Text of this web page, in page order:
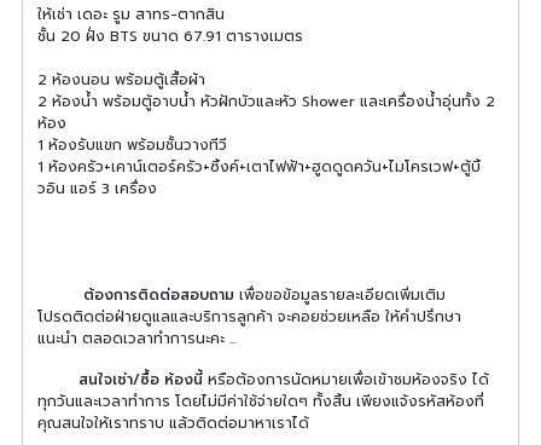
ให้เช่า เดอะ รูม สาทร-ตากสิน
ชั้น 20 ฝั่ง BTS ขนาด 67.91 ตารางเมตร
2 ห้องนอน พร้อมตู้เสื้อผ้า
2 ห้องน้ำ พร้อมตู้อาบน้ำ หัวฝักบัวและหัว Shower และเครื่องน้ำอุ่นทั้ง 2
ห้อง
1 ห้องรับแขก พร้อมชั้นวางทีวี
1 ห้องครัว+เคาน์เตอร์ครัว+ซิ้งค์+เตาไฟฟ้า+ฮูดดูดควัน+ไมโครเวฟ+ตู้บิ้
วอิน แอร์ 3 เครื่อง
ต้องการติดต่อสอบถาม เพื่อขอข้อมูลรายละเอียดเพิ่มเติม
โปรดติดต่อฝ่ายดูแลและบริการลูกค้า จะคอยช่วยเหลือ ให้คำปรึกษา
แนะนำ ตลอดเวลาทำการนะคะ ...
สนใจเช่า/ซื้อ ห้องนี้ หรือต้องการนัดหมายเพื่อเข้าชมห้องจริง ได้
ทุกวันและเวลาทำการ โดยไม่มีค่าใช้จ่ายใดๆ ทั้งสิ้น เพียงแจ้งรหัสห้องที่
คุณสนใจให้เราทราบ แล้วติดต่อมาหาเราได้